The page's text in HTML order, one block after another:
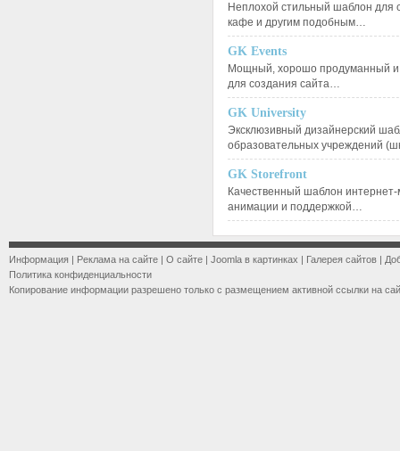
Неплохой стильный шаблон для
кафе и другим подобным…
GK Events
Мощный, хорошо продуманный и
для создания сайта…
GK University
Эксклюзивный дизайнерский
образовательных учреждений
GK Storefront
Качественный шаблон
анимации и поддержкой…
Информация | Реклама на сайте | О сайте | Joomla в картинках | Галерея сайтов |
Политика конфиденциальности
Копирование информации разрешено только с размещением активной ссылки на